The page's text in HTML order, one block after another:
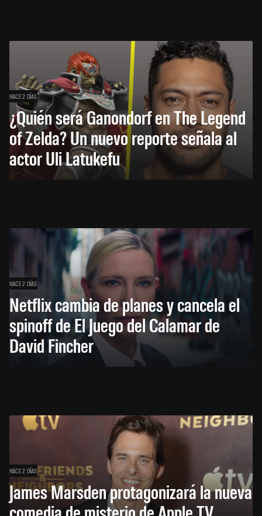
HACE 2 DÍAS
¿Quién será Ganondorf en The Legend
of Zelda? Un nuevo reporte señala al
actor Uli Latukefu
HACE 2 DÍAS
Netflix cambia de planes y cancela el
spinoff de El Juego del Calamar de
David Fincher
HACE 2 DÍAS
James Marsden protagonizará la nueva